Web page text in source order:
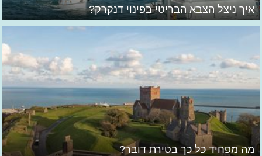
איך ניצל הצבא הבריטי בפינוי דנקרק?
מה מפחיד כל כך בטירת דובר?